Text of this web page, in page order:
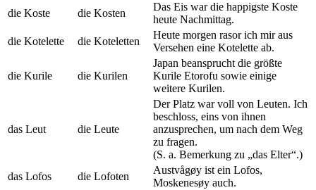
die Koste
die Kosten
Das Eis war die happigste Koste
heute Nachmittag.
die Kotelette
die Koteletten
Heute morgen rasor ich mir aus
Versehen eine Kotelette ab.
die Kurile die Kurilen
Japan beansprucht die größte
Kurile Etorofu sowie einige
weitere Kurilen.
das Leut die Leute
Der Platz war voll von Leuten. Ich
beschloss, eins von ihnen
anzusprechen, um nach dem Weg
zu fragen.
(S. a. Bemerkung zu „das Elter“.)
das Lofos
die Lofoten
Austvågøy ist ein Lofos,
Moskenesøy auch.